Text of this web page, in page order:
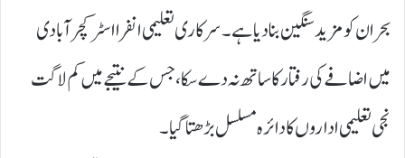
بحران کو مزید سنگین بنا دیا ہے۔ سرکاری تعلیمی انفرا اسٹرکچر آبادی
میں اضافے کی رفتار کا ساتھ نہ دے سکا، جس کے نتیجے میں کم لاگت
نجی تعلیمی اداروں کا دائرہ مسلسل بڑھتا گیا۔